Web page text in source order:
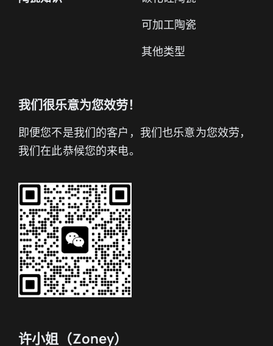
可加工陶瓷
其他类型
我们很乐意为您效劳！
即便您不是我们的客户，我们也乐意为您效劳，
我们在此恭候您的来电。
许小姐（Zoney）